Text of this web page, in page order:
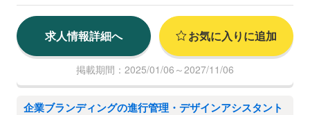
求人情報詳細へ お気に入りに追加
掲載期間：2025/01/06～2027/11/06
企業ブランディングの進行管理・デザインアシスタント